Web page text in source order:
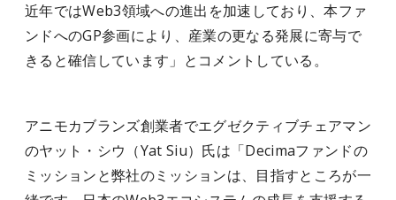
近年ではWeb3領域への進出を加速しており、本ファ
ンドへのGP参画により、産業の更なる発展に寄与で
きると確信しています」とコメントしている。
アニモカブランズ創業者でエグゼクティブチェアマン
のヤット・シウ（Yat Siu）氏は「Decimaファンドの
ミッションと弊社のミッションは、目指すところが一